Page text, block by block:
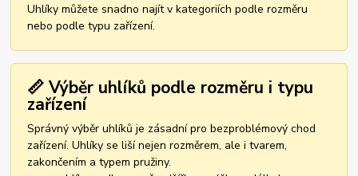
Uhlíky můžete snadno najít v kategoriích podle rozměru
nebo podle typu zařízení.
📏 Výběr uhlíků podle rozměru i typu
zařízení
Správný výběr uhlíků je zásadní pro bezproblémový chod
zařízení. Uhlíky se liší nejen rozměrem, ale i tvarem,
zakončením a typem pružiny.